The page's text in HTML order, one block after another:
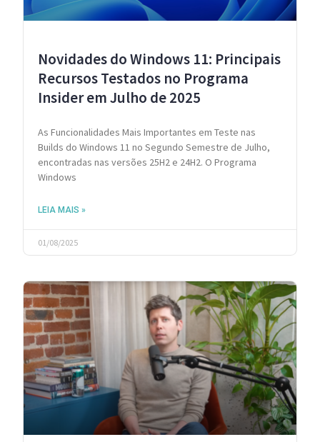
Novidades do Windows 11: Principais
Recursos Testados no Programa
Insider em Julho de 2025
As Funcionalidades Mais Importantes em Teste nas
Builds do Windows 11 no Segundo Semestre de Julho,
encontradas nas versões 25H2 e 24H2. O Programa
Windows
LEIA MAIS »
01/08/2025